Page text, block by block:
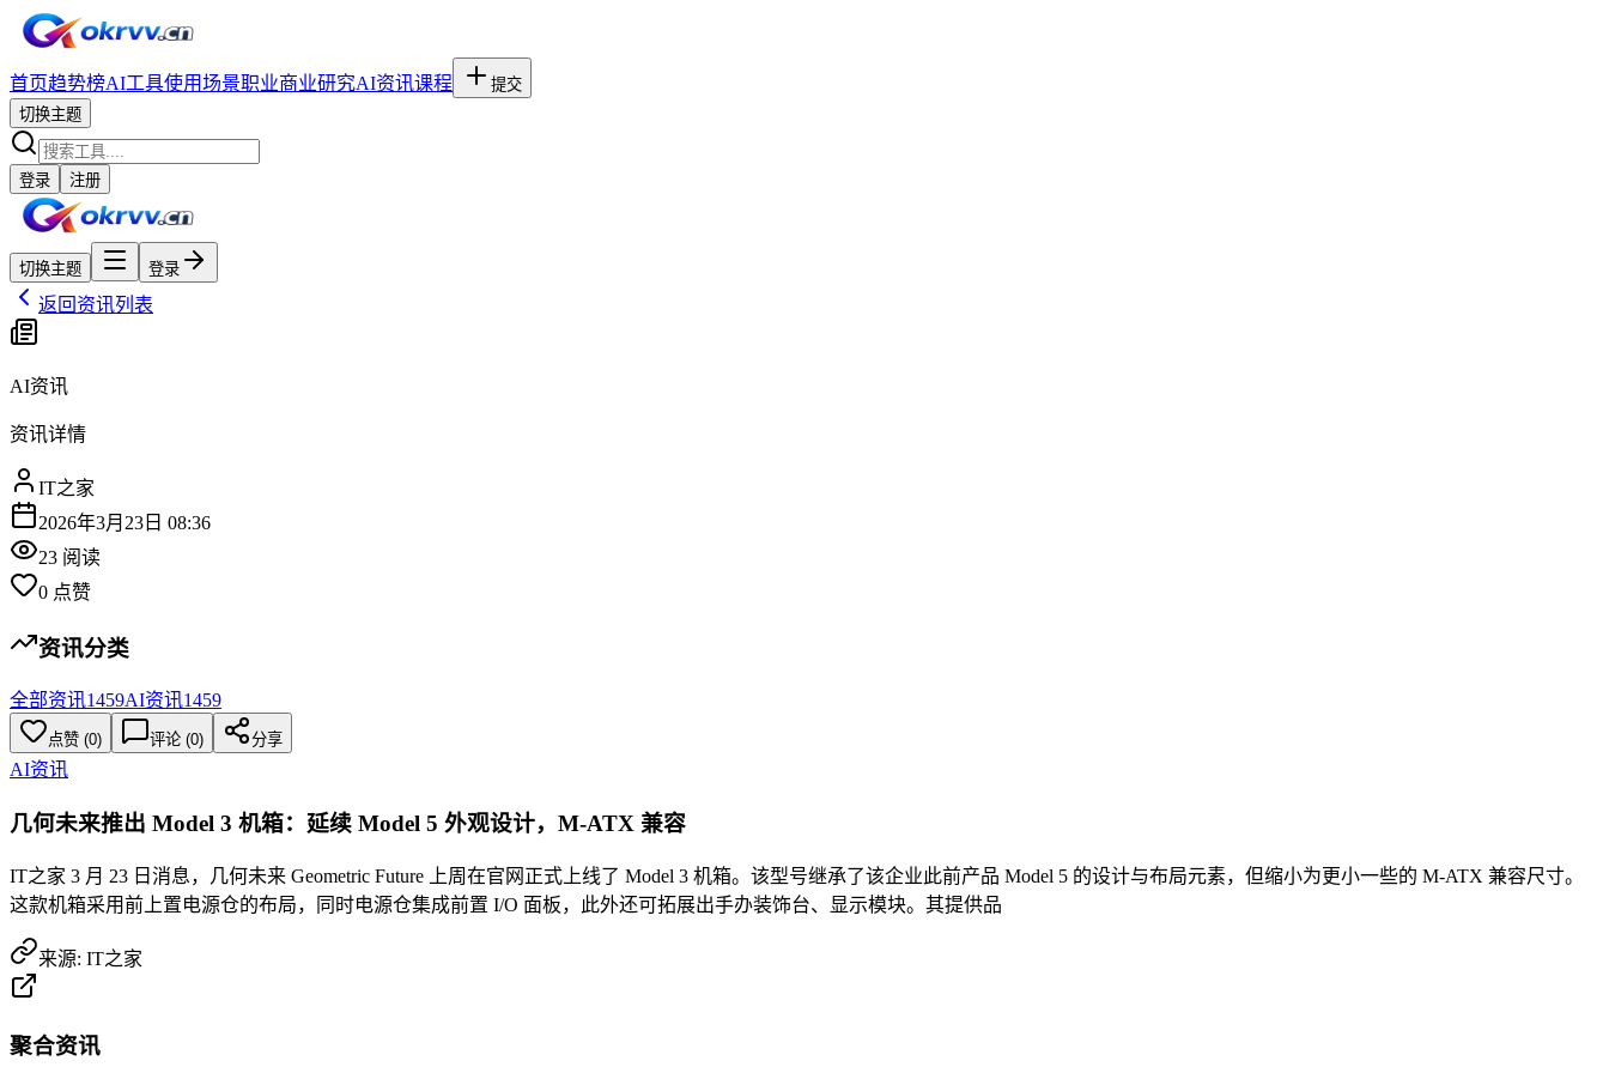
首页趋势榜AI工具使用场景职业商业研究AI资讯课程
提交
切换主题
登录 注册
切换主题 登录
返回资讯列表
AI资讯
资讯详情
IT之家
2026年3月23日 08:36
23 阅读
0 点赞
资讯分类
全部资讯1459AI资讯1459
点赞 (0) 评论 (0) 分享
AI资讯
几何未来推出 Model 3 机箱：延续 Model 5 外观设计，M-ATX 兼容
IT之家 3 月 23 日消息，几何未来 Geometric Future 上周在官网正式上线了 Model 3 机箱。该型号继承了该企业此前产品 Model 5 的设计与布局元素，但缩小为更小一些的 M-ATX 兼容尺寸。
这款机箱采用前上置电源仓的布局，同时电源仓集成前置 I/O 面板，此外还可拓展出手办装饰台、显示模块。其提供品
来源: IT之家
聚合资讯